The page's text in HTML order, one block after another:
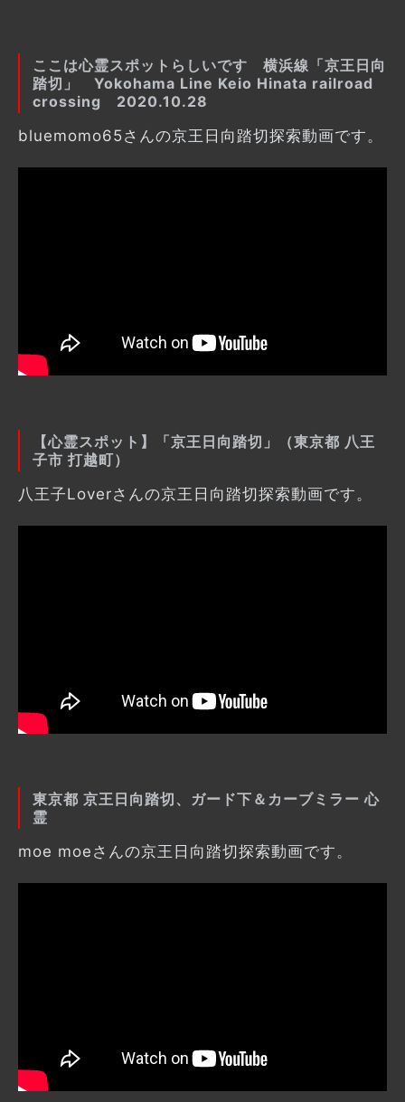
ここは心霊スポットらしいです 横浜線「京王日向
踏切」 Yokohama Line Keio Hinata railroad
crossing 2020.10.28
bluemomo65さんの京王日向踏切探索動画です。
【心霊スポット】「京王日向踏切」（東京都 八王
子市 打越町）
八王子Loverさんの京王日向踏切探索動画です。
東京都 京王日向踏切、ガード下＆カーブミラー 心
霊
moe moeさんの京王日向踏切探索動画です。